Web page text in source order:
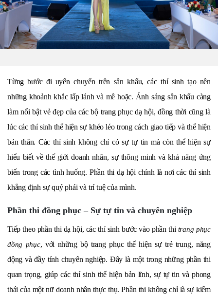
Từng bước đi uyển chuyển trên sân khấu, các thí sinh tạo nên
những khoảnh khắc lấp lánh và mê hoặc. Ánh sáng sân khấu càng
làm nổi bật vẻ đẹp của các bộ trang phục dạ hội, đồng thời cũng là
lúc các thí sinh thể hiện sự khéo léo trong cách giao tiếp và thể hiện
bản thân. Các thí sinh không chỉ có sự tự tin mà còn thể hiện sự
hiểu biết về thế giới doanh nhân, sự thông minh và khả năng ứng
biến trong các tình huống. Phần thi dạ hội chính là nơi các thí sinh
khẳng định sự quý phái và trí tuệ của mình.
Phần thi đồng phục – Sự tự tin và chuyên nghiệp
Tiếp theo phần thi dạ hội, các thí sinh bước vào phần thi trang phục
đồng phục, với những bộ trang phục thể hiện sự trẻ trung, năng
động và đầy tính chuyên nghiệp. Đây là một trong những phần thi
quan trọng, giúp các thí sinh thể hiện bản lĩnh, sự tự tin và phong
thái của một nữ doanh nhân thực thụ. Phần thi không chỉ là sự kiểm